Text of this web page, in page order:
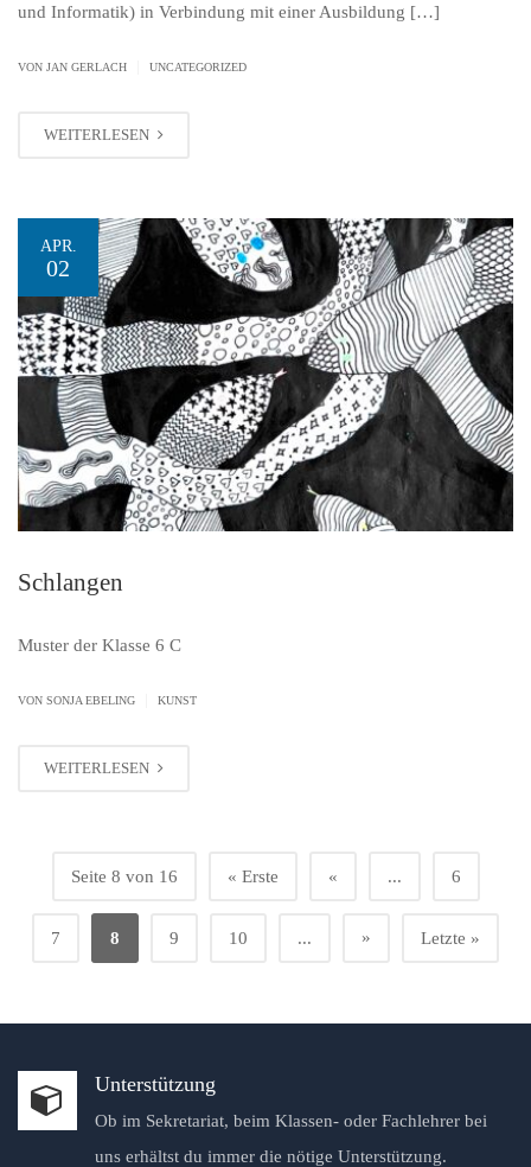
und Informatik) in Verbindung mit einer Ausbildung […]
VON JAN GERLACH UNCATEGORIZED
WEITERLESEN
APR.
02
Schlangen
Muster der Klasse 6 C
VON SONJA EBELING KUNST
WEITERLESEN
Seite 8 von 16 « Erste « ... 6
7 8 9 10 ... » Letzte »
Unterstützung
Ob im Sekretariat, beim Klassen- oder Fachlehrer bei
uns erhältst du immer die nötige Unterstützung.